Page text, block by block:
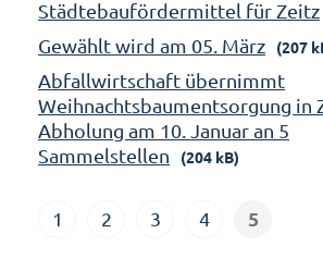
Städtebaufördermittel für Zeitz
Gewählt wird am 05. März (207
Abfallwirtschaft übernimmt
Weihnachtsbaumentsorgung in
Abholung am 10. Januar an 5
Sammelstellen
(204 kB)
1 2 3 4 5